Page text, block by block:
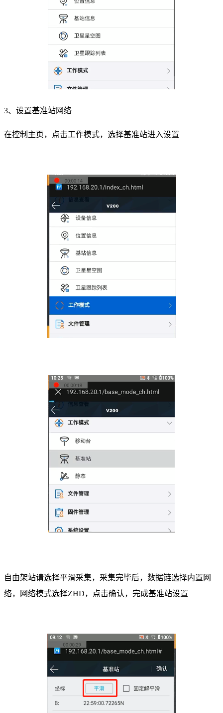
3、设置基准站网络
在控制主页，点击工作模式，选择基准站进入设置
自由架站请选择平滑采集，采集完毕后，数据链选择内置网
络，网络模式选择ZHD，点击确认，完成基准站设置